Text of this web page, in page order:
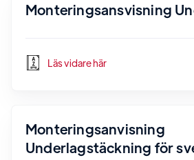
Monteringsansvisning
Läs vidare här
Monteringsanvisning
Underlagstäckning för